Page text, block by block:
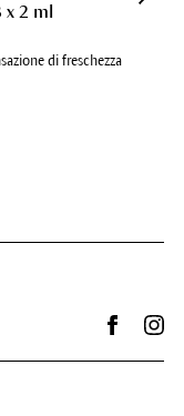
x 2 ml
di freschezza
Condividi